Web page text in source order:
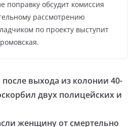
поправку обсудит комиссия
рассмотрению
по проекту выступит
после выхода из колонии 40-
двух полицейских и
женщину от смертельно